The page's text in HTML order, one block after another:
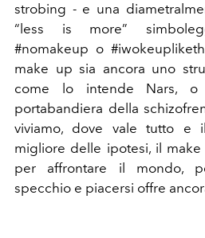
strobing - e una
“less is more”
#nomakeup o
make up sia ancora uno
come lo intende Nars,
portabandiera della
viviamo, dove vale tutto e
migliore delle ipotesi, il
per affrontare il mondo,
specchio e piacersi offre